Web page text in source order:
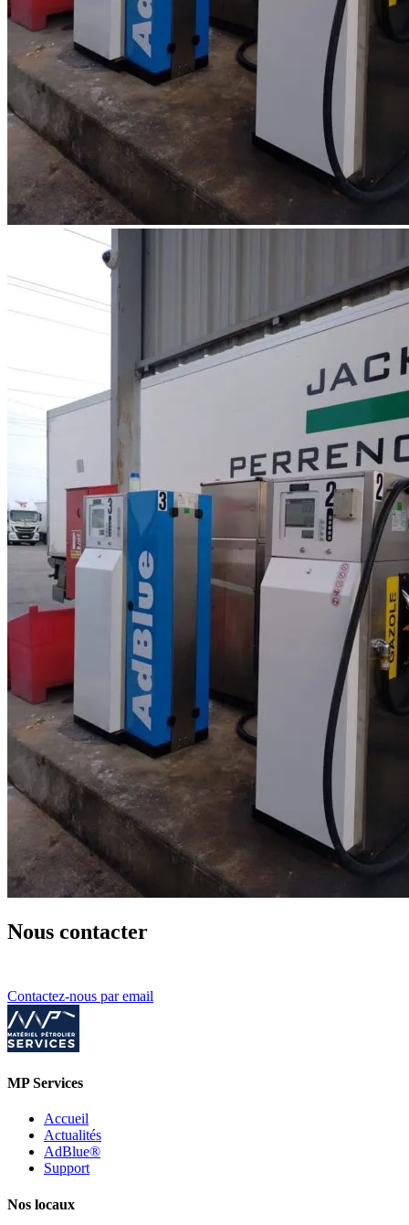
Nous contacter
Contactez-nous par email
MP Services
Accueil
Actualités
AdBlue®
Support
Nos locaux